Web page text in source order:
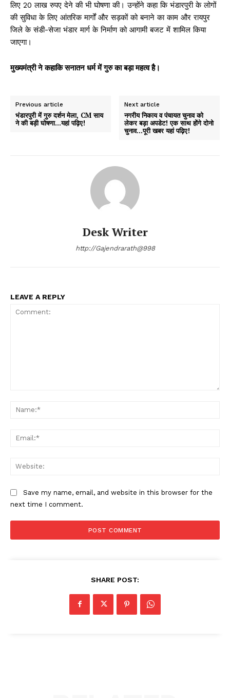
लिए 20 लाख रुपए देने की भी घोषणा की। उन्होंने कहा कि भंडारपुरी के लोगों
की सुविधा के लिए आंतरिक मार्गों और सड़कों को बनाने का काम और रायपुर
जिले के संडी-सेजा भंडार मार्ग के निर्माण को आगामी बजट में शामिल किया
जाएगा।
मुख्यमंत्री ने कहाकि सनातन धर्म में गुरु का बड़ा महत्व है।
Previous article
भंडारपुरी में गुरु दर्शन मेला, CM साय
ने की बड़ी घोषणा…यहां पढ़िए!
Next article
नगरीय निकाय व पंचायत चुनाव को
लेकर बड़ा अपडेट! एक साथ होंगे दोनो
चुनाव…पूरी खबर यहां पढ़िए!
Desk Writer
http://Gajendrarath@998
LEAVE A REPLY
Save my name, email, and website in this browser for the
next time I comment.
SHARE POST: